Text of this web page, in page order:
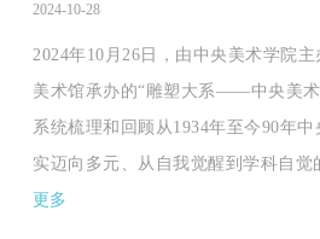
2024-10-28
2024年10月26日，由中央美术学院
美术馆承办的“雕塑大系——中央美
系统梳理和回顾从1934年至今90年
实迈向多元、从自我觉醒到学科自觉
更多
及衍生品的安全。活动中一旦因个人原因
、衍生品等受到不同程度的损失、破坏。
不承担相应的责任与损失，应由参与活
进行协商和赔偿。并追究相应的法律责
及衍生品的安全。活动中一旦因个人原因
、衍生品等受到不同程度的损失、破坏。
不承担相应的责任与损失，应由参与活
进行协商和赔偿。并追究相应的法律责
及衍生品的安全。活动中一旦因个人原因
、衍生品等受到不同程度的损失、破坏。
不承担相应的责任与损失，应由参与活
进行协商和赔偿。并追究相应的法律责